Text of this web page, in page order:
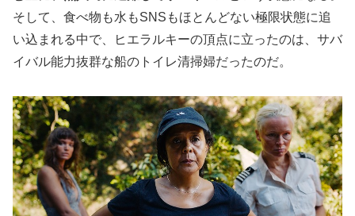
そして、食べ物も水もSNSもほとんどない極限状態に追
い込まれる中で、ヒエラルキーの頂点に立ったのは、サバ
イバル能力抜群な船のトイレ清掃婦だったのだ。